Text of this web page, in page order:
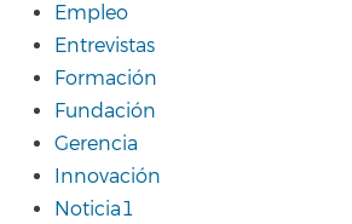
Empleo
Entrevistas
Formación
Fundación
Gerencia
Innovación
Noticia1